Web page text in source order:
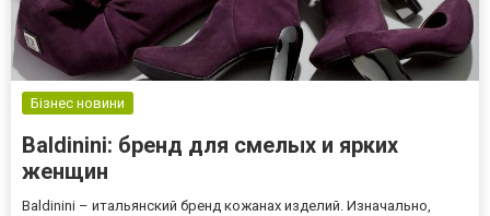
Бізнес новини
Baldinini: бренд для смелых и ярких
женщин
Baldinini – итальянский бренд кожанах изделий. Изначально,